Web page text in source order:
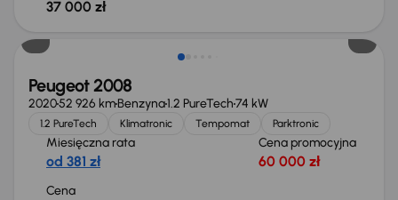
37 000 zł
Peugeot 2008
202052 926 kmBenzyna1.2 PureTech74 kW
1.2 PureTech Klimatronic Tempomat Parktronic
Miesięczna rata
od 381 zł
Cena promocyjna
60 000 zł
Cena